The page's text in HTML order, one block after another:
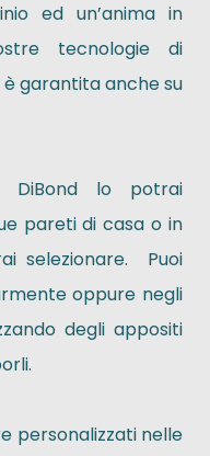
ed un’anima in
tecnologie di
garantita anche su
DiBond lo potrai
pareti di casa o in
selezionare. Puoi
oppure negli
degli appositi
personalizzati nelle